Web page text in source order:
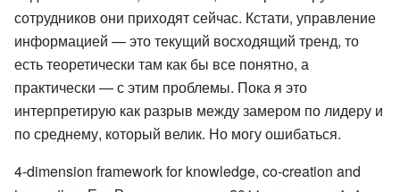
сотрудников они приходят сейчас. Кстати, управление
информацией — это текущий восходящий тренд, то
есть теоретически там как бы все понятно, а
практически — с этим проблемы. Пока я это
интерпретирую как разрыв между замером по лидеру и
по среднему, который велик. Но могу ошибаться.
4-dimension framework for knowledge, co-creation and